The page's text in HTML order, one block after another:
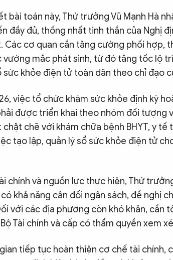
bài toán này, Thứ trưởng Vũ Mạnh Hà
đầy đủ, thống nhất tinh thần của Nghị
Các cơ quan cần tăng cường phối hợp,
mắc phát sinh, từ đó tăng tốc lộ
sức khỏe điện tử toàn dân theo chỉ đạo
việc tổ chức khám sức khỏe định kỳ
được triển khai theo nhóm đối tượng
chẽ với khám chữa bệnh BHYT, y
tạo lập, quản lý sổ sức khỏe điện tử
chính và nguồn lực thực hiện, Thứ
khả năng cân đối ngân sách, đề nghị
với các địa phương còn khó khăn, cần
Tài chính và cấp có thẩm quyền xem
tiếp tục hoàn thiện cơ chế tài chính,